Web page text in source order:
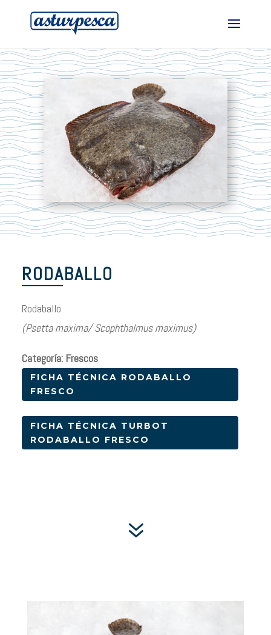
RODABALLO
Rodaballo
(Psetta maxima/ Scophthalmus maximus)
Categoría: Frescos
FICHA TÉCNICA RODABALLO
FRESCO
FICHA TÉCNICA TURBOT
RODABALLO FRESCO
7